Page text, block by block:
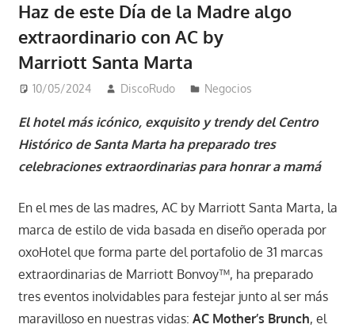
Haz de este Día de la Madre algo
extraordinario con AC by
Marriott Santa Marta
10/05/2024 DiscoRudo Negocios
El hotel más icónico, exquisito y trendy del Centro
Histórico de Santa Marta ha preparado tres
celebraciones extraordinarias para honrar a mamá
En el mes de las madres, AC by Marriott Santa Marta, la
marca de estilo de vida basada en diseño operada por
oxoHotel que forma parte del portafolio de 31 marcas
extraordinarias de Marriott Bonvoy™, ha preparado
tres eventos inolvidables para festejar junto al ser más
maravilloso en nuestras vidas: AC Mother’s Brunch, el